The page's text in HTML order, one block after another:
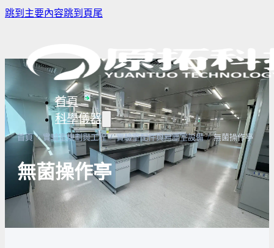
跳到主要內容跳到頁尾
首頁
科學儀器
樣品濃縮/乾燥前處理設備
微量分注吸管pipette
實驗室攪拌器 | 振盪機
實驗室冰箱 / 冷凍櫃
培養箱
高溫爐
生物安全櫃
高壓滅菌鍋
實驗室紫外
首頁 / 實驗室規劃與工程 / 實驗室配件與無塵室設備 / 無菌操作亭
無菌操作亭